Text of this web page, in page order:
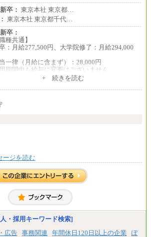
卒： 東京本社 東京都…
東京本社 東京都千代…
卒：
種共通】
：月給277,500円、大学院修了：月給294,000
一律（月給に含まず）：28,000円
期間中も給与に変更はございません
円～
+ 続きを読む
ジを読む
・採用キーワード検索]
広告 事務関連 年間休日120日以上の企業
ぼ